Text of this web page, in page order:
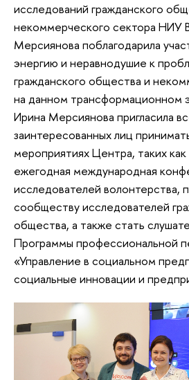
исследований гражданского
некоммерческого сектора
Мерсиянова поблагодарила
энергию и неравнодушие к
гражданского общества и
на данном трансформационном
Ирина Мерсиянова пригласила
заинтересованных лиц
мероприятиях Центра, таких
ежегодная международная
исследователей волонтерства,
сообществу исследователей
общества, а также стать
Программы профессиональной
«Управление в социальном
социальные инновации и